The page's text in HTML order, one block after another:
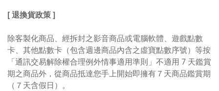
[ 退換貨政策 ]
除客製化商品、經拆封之影音商品或電腦軟體、遊戲點數
卡、其他點數卡（包含週邊商品內含之虛寶點數序號）等按
「通訊交易解除權合理例外情事適用準則」不適用 7 天鑑賞
期之商品外，從商品抵達您手上開始即擁有７天商品鑑賞期
（７天含假日）。